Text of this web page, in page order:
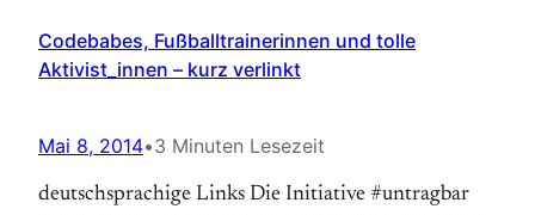
Codebabes, Fußballtrainerinnen und tolle
Aktivist_innen – kurz verlinkt
Mai 8, 2014•3 Minuten Lesezeit
deutschsprachige Links Die Initiative #untragbar